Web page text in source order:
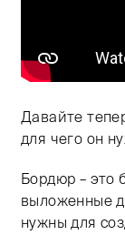
Давайте
для чего он
Бордюр – это
выложенные
нужны для